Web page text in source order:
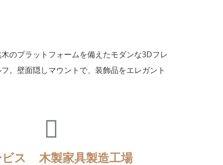
のプラットフォームを備えたモダンな3Dフレ
。壁面隠しマウントで、装飾品をエレガント
ス 木製家具製造工場